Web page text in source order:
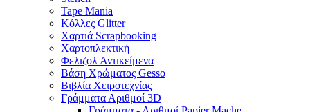
Tape Mania
Κόλλες Glitter
Χαρτιά Scrapbooking
Χαρτοπλεκτική
Φελιζολ Αντικείμενα
Βάση Χρώματος Gesso
Βιβλία Χειροτεχνίας
Γράμματα Αριθμοί 3D